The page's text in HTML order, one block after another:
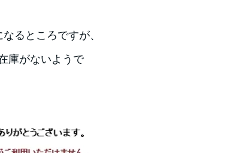
るところですが、
庫がないようで